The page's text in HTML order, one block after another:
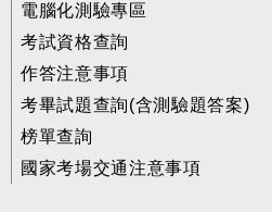
電腦化測驗專區
考試資格查詢
作答注意事項
考畢試題查詢(含測驗題答案)
榜單查詢
國家考場交通注意事項